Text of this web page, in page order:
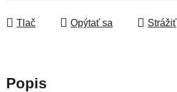
Tlač Opýtať sa Strážiť
Popis